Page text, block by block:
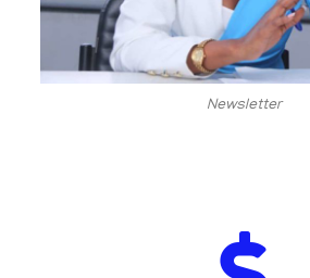
Newsletter